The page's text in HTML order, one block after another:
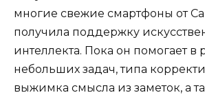
многие свежие смартфоны от
получила поддержку
интеллекта. Пока он помогает
небольших задач, типа
выжимка смысла из заметок, а